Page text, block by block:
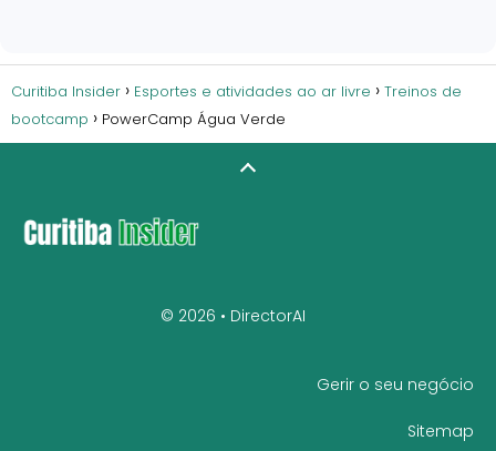
Curitiba Insider Esportes e atividades ao ar livre
Treinos de
bootcamp
PowerCamp Água Verde
© 2026 • DirectorAI
Gerir o seu negócio
Sitemap